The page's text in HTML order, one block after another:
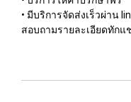
• มีบริการจัดส่งเร็วผ่าน
สอบถามรายละเอียดทักแ